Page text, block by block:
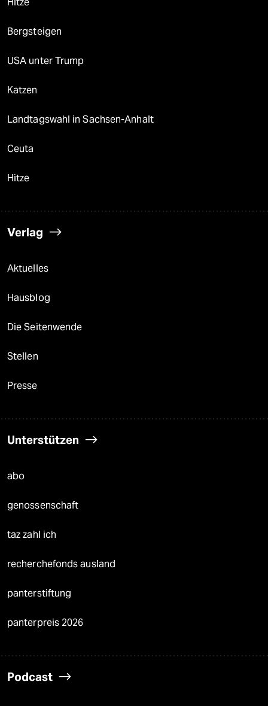
Bergsteigen
USA unter Trump
Katzen
Landtagswahl in Sachsen-Anhalt
Ceuta
Hitze
Verlag
Aktuelles
Hausblog
Die Seitenwende
Stellen
Presse
Unterstützen
abo
genossenschaft
taz zahl ich
recherchefonds ausland
panterstiftung
panterpreis 2026
Podcast